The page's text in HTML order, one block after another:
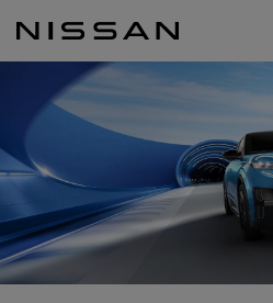
naar